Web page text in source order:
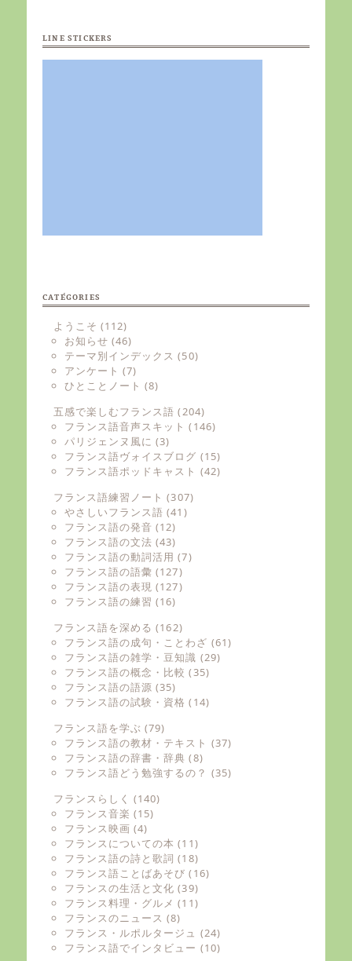
LINE STICKERS
CATÉGORIES
ようこそ (112)
お知らせ (46)
テーマ別インデックス (50)
アンケート (7)
ひとことノート (8)
五感で楽しむフランス語 (204)
フランス語音声スキット (146)
パリジェンヌ風に (3)
フランス語ヴォイスブログ (15)
フランス語ポッドキャスト (42)
フランス語練習ノート (307)
やさしいフランス語 (41)
フランス語の発音 (12)
フランス語の文法 (43)
フランス語の動詞活用 (7)
フランス語の語彙 (127)
フランス語の表現 (127)
フランス語の練習 (16)
フランス語を深める (162)
フランス語の成句・ことわざ (61)
フランス語の雑学・豆知識 (29)
フランス語の概念・比較 (35)
フランス語の語源 (35)
フランス語の試験・資格 (14)
フランス語を学ぶ (79)
フランス語の教材・テキスト (37)
フランス語の辞書・辞典 (8)
フランス語どう勉強するの？ (35)
フランスらしく (140)
フランス音楽 (15)
フランス映画 (4)
フランスについての本 (11)
フランス語の詩と歌詞 (18)
フランス語ことばあそび (16)
フランスの生活と文化 (39)
フランス料理・グルメ (11)
フランスのニュース (8)
フランス・ルポルタージュ (24)
フランス語でインタビュー (10)